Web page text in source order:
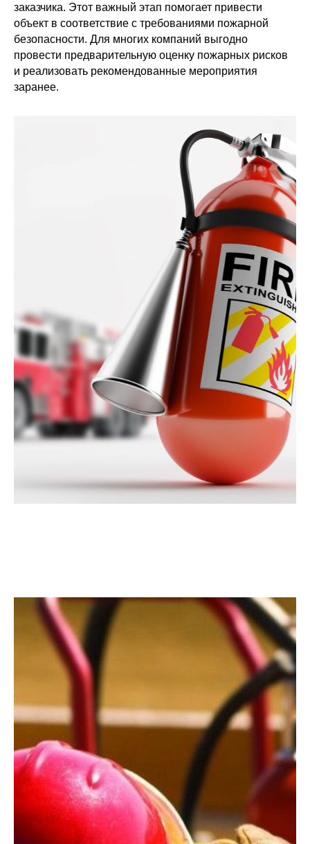
заказчика. Этот важный этап помогает привести
объект в соответствие с требованиями пожарной
безопасности. Для многих компаний выгодно
провести предварительную оценку пожарных рисков
и реализовать рекомендованные мероприятия
заранее.